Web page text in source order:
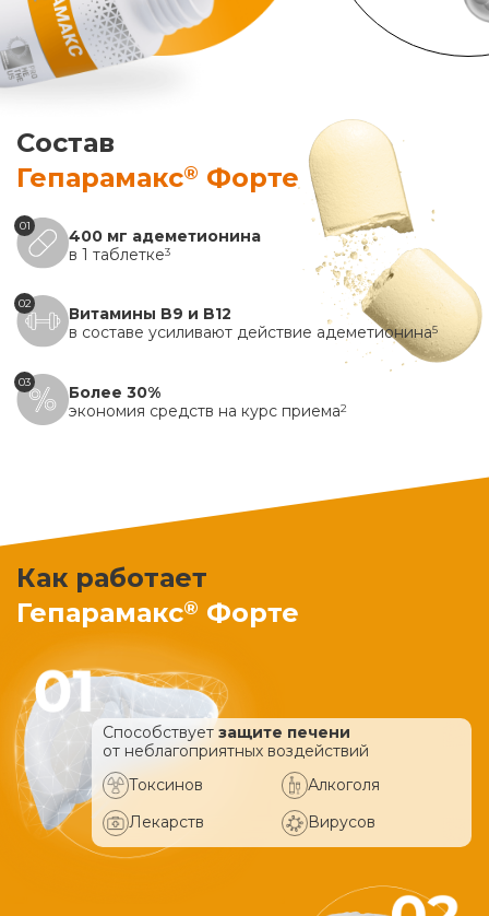
Состав
Гепарамакс® Форте
01
400 мг адеметионина
в 1 таблетке3
02
Витамины B9 и B12
в составе усиливают действие адеметионина5
03
Более 30%
экономия средств на курс приема2
Как работает
Гепарамакс® Форте
Способствует защите печени
от неблагоприятных воздействий
Токсинов
Алкоголя
Лекарств
Вирусов